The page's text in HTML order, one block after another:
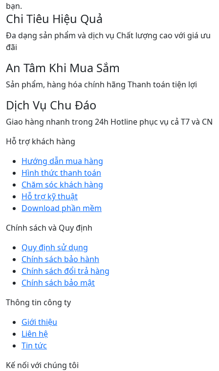
bạn.
Chi Tiêu Hiệu Quả
Đa dạng sản phẩm và dịch vụ Chất lượng cao với giá ưu
đãi
An Tâm Khi Mua Sắm
Sản phẩm, hàng hóa chính hãng Thanh toán tiện lợi
Dịch Vụ Chu Đáo
Giao hàng nhanh trong 24h Hotline phục vụ cả T7 và CN
Hỗ trợ khách hàng
Hướng dẫn mua hàng
Hình thức thanh toán
Chăm sóc khách hàng
Hỗ trợ kỹ thuật
Download phần mềm
Chính sách và Quy định
Quy định sử dụng
Chính sách bảo hành
Chính sách đổi trả hàng
Chính sách bảo mật
Thông tin công ty
Giới thiệu
Liên hệ
Tin tức
Kế nối với chúng tôi